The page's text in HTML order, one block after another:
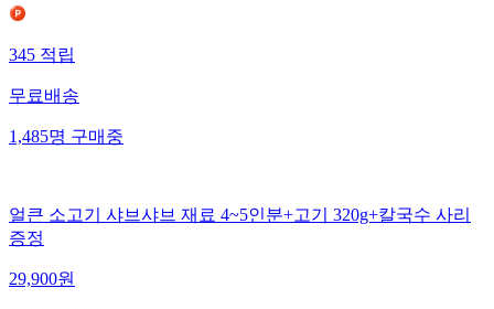
345 적립
무료배송
1,485명 구매중
얼큰 소고기 샤브샤브 재료 4~5인분+고기 320g+칼국수 사리
증정
29,900원